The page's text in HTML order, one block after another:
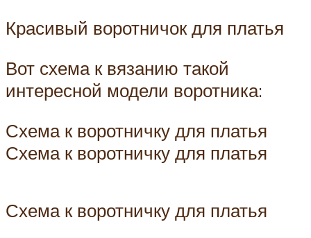
Красивый воротничок для платья
Вот схема к вязанию такой
интересной модели воротника:
Схема к воротничку для платья
Схема к воротничку для платья
Схема к воротничку для платья